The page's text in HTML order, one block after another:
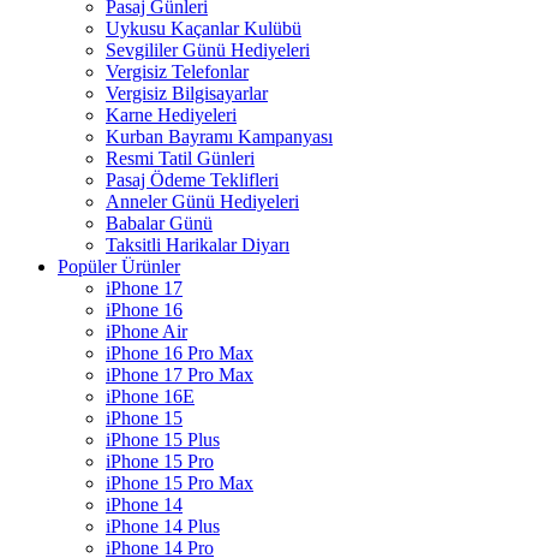
Pasaj Günleri
Uykusu Kaçanlar Kulübü
Sevgililer Günü Hediyeleri
Vergisiz Telefonlar
Vergisiz Bilgisayarlar
Karne Hediyeleri
Kurban Bayramı Kampanyası
Resmi Tatil Günleri
Pasaj Ödeme Teklifleri
Anneler Günü Hediyeleri
Babalar Günü
Taksitli Harikalar Diyarı
Popüler Ürünler
iPhone 17
iPhone 16
iPhone Air
iPhone 16 Pro Max
iPhone 17 Pro Max
iPhone 16E
iPhone 15
iPhone 15 Plus
iPhone 15 Pro
iPhone 15 Pro Max
iPhone 14
iPhone 14 Plus
iPhone 14 Pro